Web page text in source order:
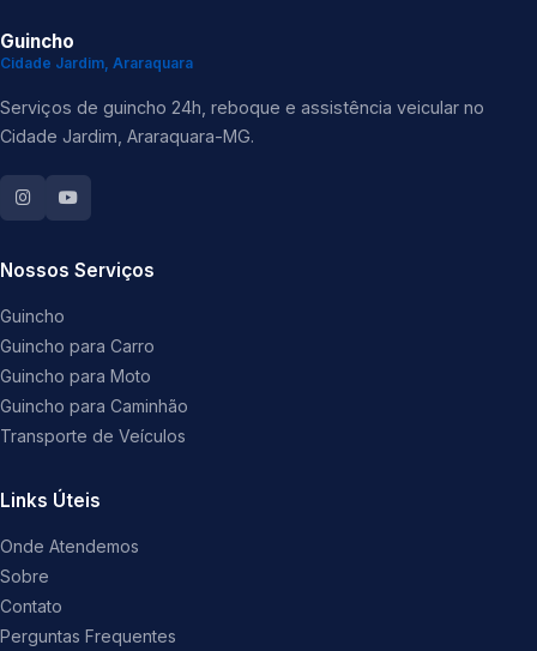
Guincho
Cidade Jardim, Araraquara
Serviços de guincho 24h, reboque e assistência veicular no
Cidade Jardim, Araraquara-MG.
Nossos Serviços
Guincho
Guincho para Carro
Guincho para Moto
Guincho para Caminhão
Transporte de Veículos
Links Úteis
Onde Atendemos
Sobre
Contato
Perguntas Frequentes